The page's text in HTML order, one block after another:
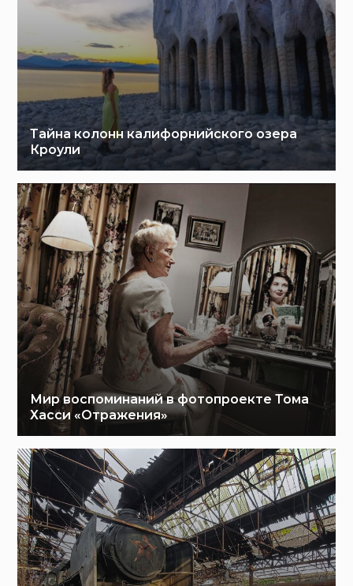
Тайна колонн калифорнийского озера
Кроули
Мир воспоминаний в фотопроекте Тома
Хасси «Отражения»